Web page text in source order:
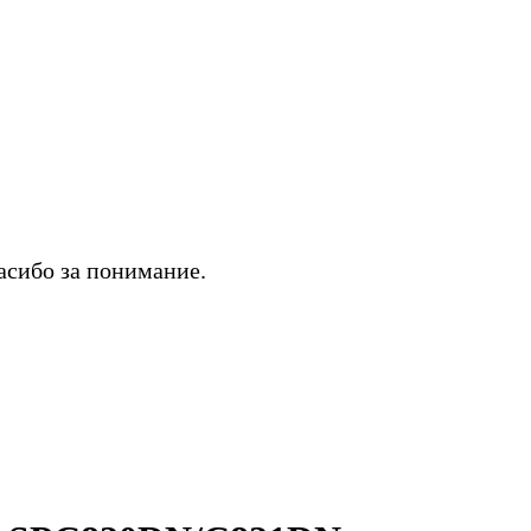
за понимание.